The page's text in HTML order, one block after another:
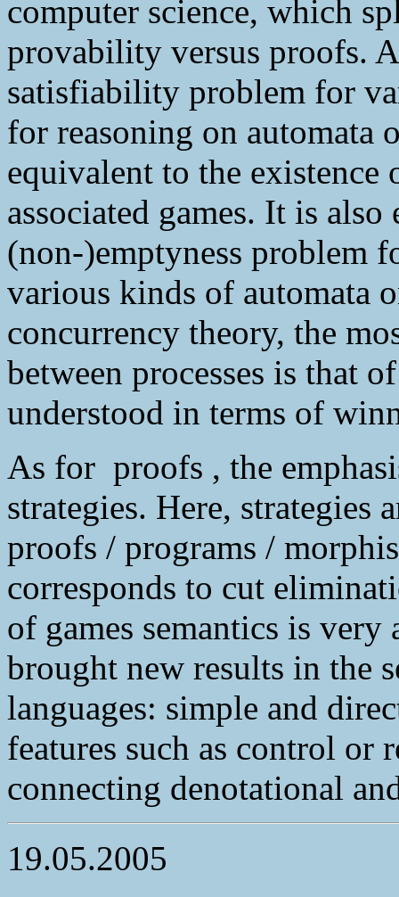
computer science, which
provability versus proofs.
satisfiability problem for
for reasoning on automata
equivalent to the
associated games. It is
(non-)emptyness problem
various kinds of automata
concurrency theory, the
between processes is that
understood in terms of
As for proofs , the
strategies. Here,
proofs / programs /
corresponds to cut
of games semantics is very
brought new results in the
languages: simple and
features such as control or
connecting denotational
19.05.2005